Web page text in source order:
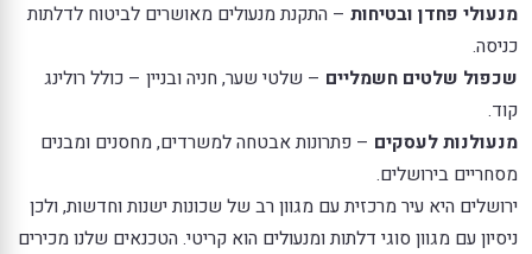
מנעולי פחדן ובטיחות – התקנת מנעולים מאושרים לביטוח לדלתות
כניסה.
שכפול שלטים חשמליים – שלטי שער, חניה ובניין – כולל רולינג
קוד.
מנעולנות לעסקים – פתרונות אבטחה למשרדים, מחסנים ומבנים
מסחריים בירושלים.
ירושלים היא עיר מרכזית עם מגוון רב של שכונות ישנות וחדשות, ולכן
ניסיון עם מגוון סוגי דלתות ומנעולים הוא קריטי. הטכנאים שלנו מכירים